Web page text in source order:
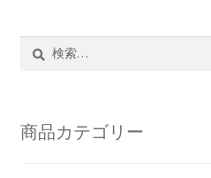
索:
商品カテゴリー